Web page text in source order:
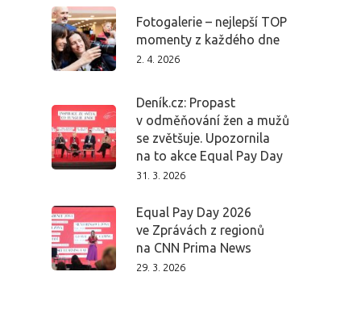
Fotogalerie – nejlepší TOP
momenty z každého dne
2. 4. 2026
Deník.cz: Propast
v odměňování žen a mužů
se zvětšuje. Upozornila
na to akce Equal Pay Day
31. 3. 2026
Equal Pay Day 2026
ve Zprávách z regionů
na CNN Prima News
29. 3. 2026
PRO MÉDIA
Domů
Program 26.3.